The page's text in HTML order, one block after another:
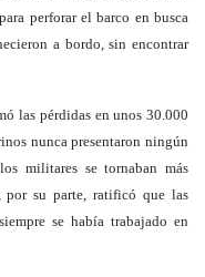
perforar el barco en busca
a bordo, sin encontrar
las pérdidas en unos 30.000
nunca presentaron ningún
militares se tornaban más
por su parte, ratificó que las
se había trabajado en